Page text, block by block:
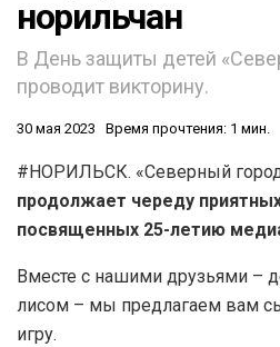
норильчан
В День защиты детей
проводит викторину.
30 мая 2023 Время прочтения: 1 мин.
#НОРИЛЬСК. «Северный
продолжает череду
посвященных 25-летию
Вместе с нашими друзьями –
лисом – мы предлагаем вам
игру.